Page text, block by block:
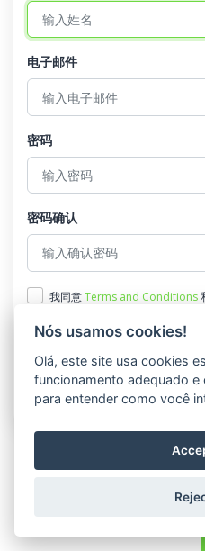
电子邮件
密码
密码确认
我同意Terms and Conditions
已经有
© 2026 Todos os direitos
Nós usamos cookies!
Olá, este site usa cookies
funcionamento adequado
para entender como você